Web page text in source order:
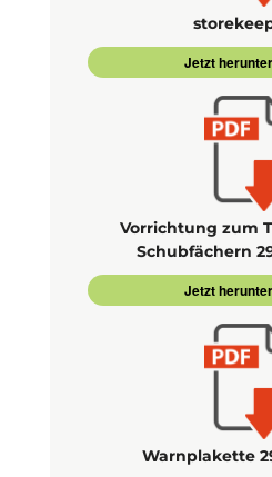
Jetzt
Vorrichtung zum
Schubfächern
Jetzt
Warnplakette